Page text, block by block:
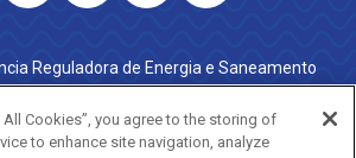
Reguladora de Energia e Saneamento
Estado do Rio de Janeiro
· (21) 2332-6457 (WhatsApp) ·
/ouvidoria.agenersa@gmail.com
Cookies”, you agree to the storing of
to enhance site navigation, analyze